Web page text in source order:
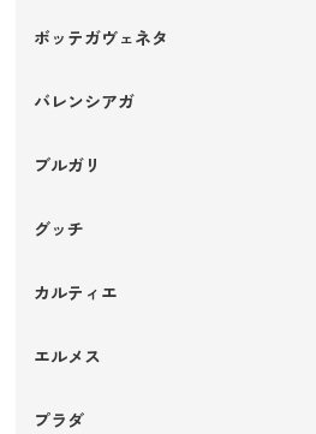
ボッテガヴェネタ
バレンシアガ
ブルガリ
グッチ
カルティエ
エルメス
プラダ